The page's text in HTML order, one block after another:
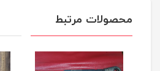
محصولات مرتبط